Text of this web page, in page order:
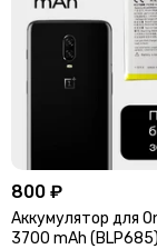
800 ₽
Аккумулятор для
3700 mAh